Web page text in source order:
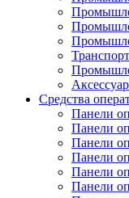
Средства
Панели
Панели
Панели
Панели
Панели
Панели